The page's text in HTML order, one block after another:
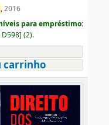
2016
para empréstimo:
] (2).
carrinho